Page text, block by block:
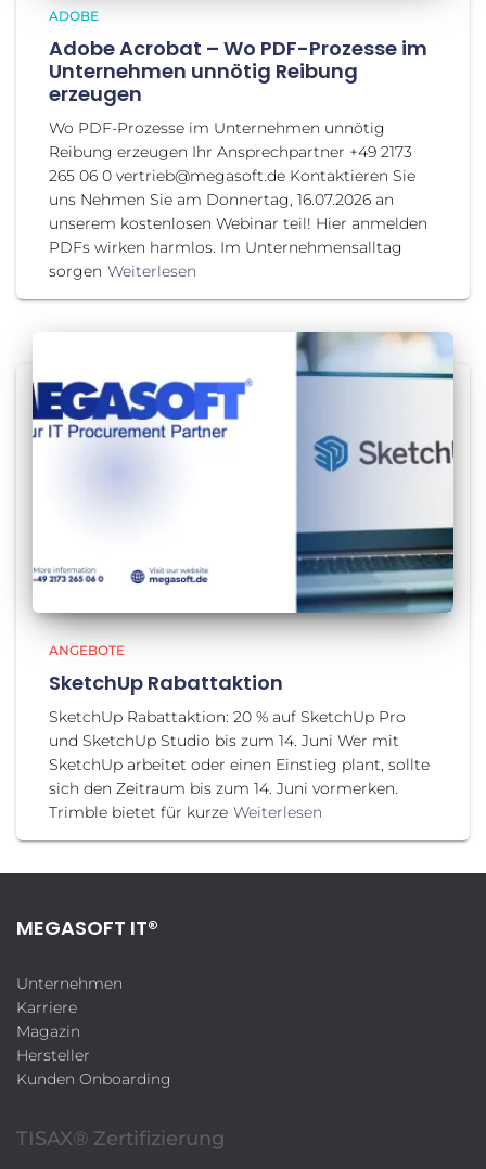
ADOBE
Adobe Acrobat – Wo PDF-Prozesse im
Unternehmen unnötig Reibung
erzeugen
Wo PDF-Prozesse im Unternehmen unnötig
Reibung erzeugen Ihr Ansprechpartner +49 2173
265 06 0 vertrieb@megasoft.de Kontaktieren Sie
uns Nehmen Sie am Donnertag, 16.07.2026 an
unserem kostenlosen Webinar teil! Hier anmelden
PDFs wirken harmlos. Im Unternehmensalltag
sorgen Weiterlesen
ANGEBOTE
SketchUp Rabattaktion
SketchUp Rabattaktion: 20 % auf SketchUp Pro
und SketchUp Studio bis zum 14. Juni Wer mit
SketchUp arbeitet oder einen Einstieg plant, sollte
sich den Zeitraum bis zum 14. Juni vormerken.
Trimble bietet für kurze Weiterlesen
MEGASOFT IT®
Unternehmen
Karriere
Magazin
Hersteller
Kunden Onboarding
TISAX® Zertifizierung